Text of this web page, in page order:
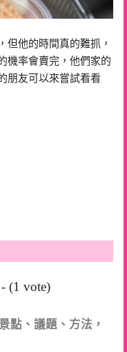
但他的時間真的難抓，
機率會賣完，他們家的
朋友可以來嘗試看看
(1 vote)
點、議題、方法，